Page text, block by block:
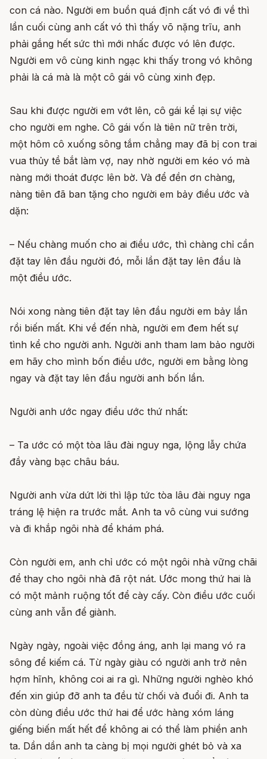
con cá nào. Người em buồn quá định cất vó đi về thì
lần cuối cùng anh cất vó thì thấy võ nặng trĩu, anh
phải gắng hết sức thì mới nhấc được vó lên được.
Người em vô cùng kinh ngạc khi thấy trong vó không
phải là cá mà là một cô gái vô cùng xinh đẹp.
Sau khi được người em vớt lên, cô gái kể lại sự việc
cho người em nghe. Cô gái vốn là tiên nữ trên trời,
một hôm cô xuống sông tắm chẳng may đã bị con trai
vua thủy tề bắt làm vợ, nay nhờ người em kéo vó mà
nàng mới thoát được lên bờ. Và để đền ơn chàng,
nàng tiên đã ban tặng cho người em bảy điều ước và
dặn:
– Nếu chàng muốn cho ai điều ước, thì chàng chỉ cần
đặt tay lên đầu người đó, mỗi lần đặt tay lên đầu là
một điều ước.
Nói xong nàng tiên đặt tay lên đầu người em bảy lần
rồi biến mất. Khi về đến nhà, người em đem hết sự
tình kể cho người anh. Người anh tham lam bảo người
em hãy cho mình bốn điều ước, người em bằng lòng
ngay và đặt tay lên đầu người anh bốn lần.
Người anh ước ngay điều ước thứ nhất:
– Ta ước có một tòa lâu đài nguy nga, lộng lẫy chứa
đầy vàng bạc châu báu.
Người anh vừa dứt lời thì lập tức tòa lâu đài nguy nga
tráng lệ hiện ra trước mắt. Anh ta vô cùng vui sướng
và đi khắp ngôi nhà để khám phá.
Còn người em, anh chỉ ước có một ngôi nhà vững chãi
để thay cho ngôi nhà đã rột nát. Ước mong thứ hai là
có một mảnh ruộng tốt để cày cấy. Còn điều ước cuối
cùng anh vẫn để giành.
Ngày ngày, ngoài việc đồng áng, anh lại mang vó ra
sông để kiếm cá. Từ ngày giàu có người anh trở nên
hợm hĩnh, không coi ai ra gì. Những người nghèo khó
đến xin giúp đỡ anh ta đều từ chối và đuổi đi. Anh ta
còn dùng điều ước thứ hai để ước hàng xóm láng
giếng biến mất hết để không ai có thể làm phiền anh
ta. Dần dần anh ta càng bị mọi người ghét bỏ và xa